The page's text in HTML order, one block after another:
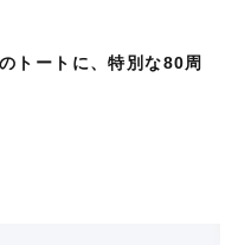
トートに、特別な80周